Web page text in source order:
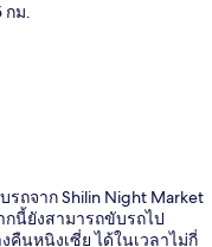
กม.
ถจาก Shilin Night Market
กนี้ยังสามารถขับรถไป
นหนิงเซี่ย ได้ในเวลาไม่กี่